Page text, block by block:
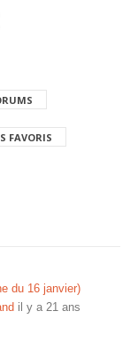
FAVORIS
du 16 janvier)
il y a 21 ans